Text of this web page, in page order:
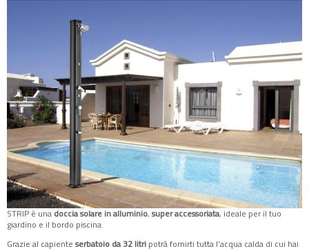
STRIP è una doccia solare in alluminio, super accessoriata, ideale per il tuo
giardino e il bordo piscina.
Grazie al capiente serbatoio da 32 litri potrà fornirti tutta l’acqua calda di cui hai